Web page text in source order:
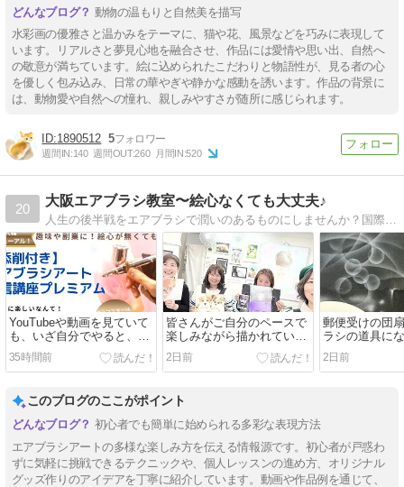
動物の温もりと自然美を描写
水彩画の優雅さと温かみをテーマに、猫や花、風景などを巧みに表現して
います。リアルさと夢見心地を融合させ、作品には愛情や思い出、自然へ
の敬意が満ちています。絵に込められたこだわりと物語性が、見る者の心
を優しく包み込み、日常の華やぎや静かな感動を誘います。作品の背景に
は、動物愛や自然への憧れ、親しみやすさが随所に感じられます。
1890512 5
週間IN:140 週間OUT:260 月間IN:520
20
大阪エアブラシ教室〜絵心なくても大丈夫♪
YouTubeや動画を見ていて
も、いざ自分でやると、思
うようにできません
35時間前
皆さんがご自分のペースで
楽しみながら描かれていま
す。５月前半の様子
2日前
郵便受けの団
ラシの道具に
2日前
このブログのここがポイント
初心者でも簡単に始められる多彩な表現方法
エアブラシアートの多様な楽しみ方を伝える情報源です。初心者が戸惑わ
ずに気軽に挑戦できるテクニックや、個人レッスンの進め方、オリジナル
グッズ作りのアイデアを丁寧に紹介しています。動画や作品例を通じて、